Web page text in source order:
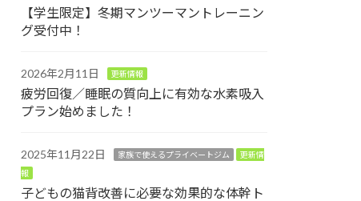
【学生限定】冬期マンツーマントレーニン
グ受付中！
2026年2月11日 更新情報
疲労回復／睡眠の質向上に有効な水素吸入
プラン始めました！
2025年11月22日 家族で使えるプライベートジム
更新情
報
子どもの猫背改善に必要な効果的な体幹ト